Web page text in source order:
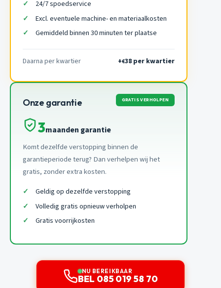
24/7 spoedservice
Excl. eventuele machine- en materiaalkosten
Gemiddeld binnen 30 minuten ter plaatse
Daarna per kwartier +€38 per kwartier
Onze garantie GRATIS VERHOLPEN
3maanden garantie
Komt dezelfde verstopping binnen de
garantieperiode terug? Dan verhelpen wij het
gratis, zonder extra kosten.
Geldig op dezelfde verstopping
Volledig gratis opnieuw verholpen
Gratis voorrijkosten
NU BEREIKBAAR
BEL 085 019 58 70